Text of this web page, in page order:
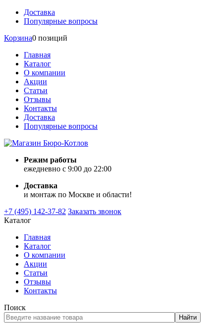
Доставка
Популярные вопросы
Корзина0 позиций
Главная
Каталог
О компании
Акции
Статьи
Отзывы
Контакты
Доставка
Популярные вопросы
Режим работы
ежедневно с 9:00 до 22:00
Доставка
и монтаж по Москве и области!
+7 (495) 142-37-82 Заказать звонок
Каталог
Главная
Каталог
О компании
Акции
Статьи
Отзывы
Контакты
Поиск
Найти